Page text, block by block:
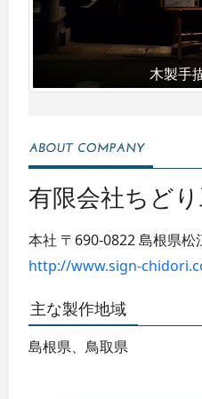
木製手
有限会社ちど
本社 〒690-0822島根県松
http://www.sign-
主な製作地域
島根県、鳥取県